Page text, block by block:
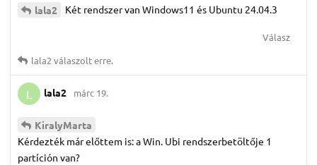
lala2 Két rendszer van Windows11 és Ubuntu 24.04.3
Válasz
lala2 válaszolt erre.
L lala2 márc 19.
KiralyMarta
Kérdezték már előttem is: a Win. Ubi rendszerbetöltője 1
partíción van?